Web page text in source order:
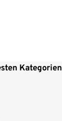
Kategorien